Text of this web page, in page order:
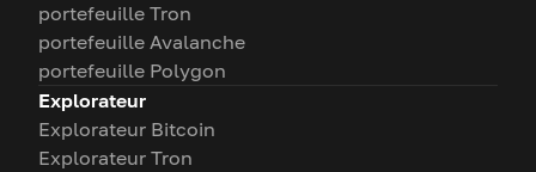
portefeuille Tron
portefeuille Avalanche
portefeuille Polygon
Explorateur
Explorateur Bitcoin
Explorateur Tron